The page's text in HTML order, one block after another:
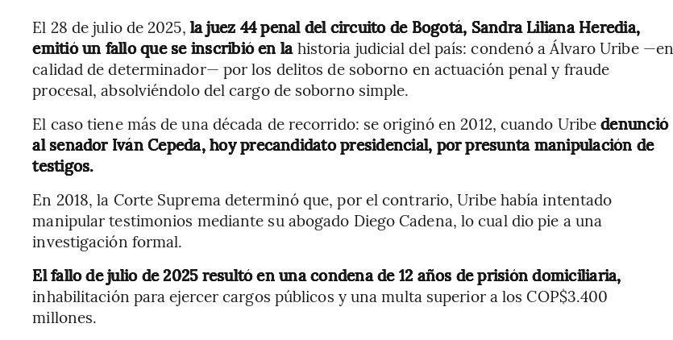
El 28 de julio de 2025, la juez 44 penal del circuito de Bogotá, Sandra Liliana Heredia,
emitió un fallo que se inscribió en lahistoria judicial del país: condenó a Álvaro Uribe —en
calidad de determinador— por los delitos de soborno en actuación penal y fraude
procesal, absolviéndolo del cargo de soborno simple.
El caso tiene más de una década de recorrido: se originó en 2012, cuando Uribedenunció
al senador Iván Cepeda, hoy precandidato presidencial, por presunta manipulación de
testigos.
En 2018, la Corte Suprema determinó que, por el contrario, Uribe había intentado
manipular testimonios mediante su abogado Diego Cadena, lo cual dio pie a una
investigación formal.
El fallo de julio de 2025 resultó en una condena de 12 años de prisión domiciliaria,
inhabilitación para ejercer cargos públicos y una multa superior a los COP$3.400
millones.